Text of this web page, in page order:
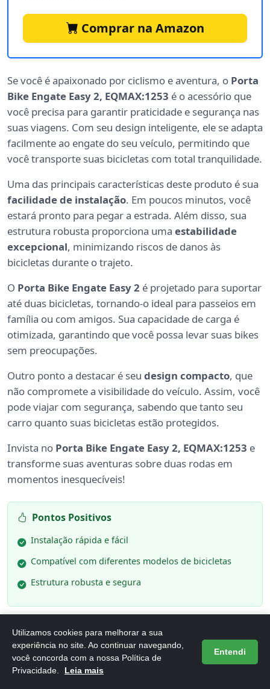
Comprar na Amazon
Se você é apaixonado por ciclismo e aventura, o Porta
Bike Engate Easy 2, EQMAX:1253 é o acessório que
você precisa para garantir praticidade e segurança nas
suas viagens. Com seu design inteligente, ele se adapta
facilmente ao engate do seu veículo, permitindo que
você transporte suas bicicletas com total tranquilidade.
Uma das principais características deste produto é sua
facilidade de instalação. Em poucos minutos, você
estará pronto para pegar a estrada. Além disso, sua
estrutura robusta proporciona uma estabilidade
excepcional, minimizando riscos de danos às
bicicletas durante o trajeto.
O Porta Bike Engate Easy 2 é projetado para suportar
até duas bicicletas, tornando-o ideal para passeios em
família ou com amigos. Sua capacidade de carga é
otimizada, garantindo que você possa levar suas bikes
sem preocupações.
Outro ponto a destacar é seu design compacto, que
não compromete a visibilidade do veículo. Assim, você
pode viajar com segurança, sabendo que tanto seu
carro quanto suas bicicletas estão protegidos.
Invista no Porta Bike Engate Easy 2, EQMAX:1253 e
transforme suas aventuras sobre duas rodas em
momentos inesquecíveis!
Pontos Positivos
Instalação rápida e fácil
Compatível com diferentes modelos de bicicletas
Estrutura robusta e segura
Pontos Negativos
Peso considerável
Limitação na capacidade de carga
Utilizamos cookies para melhorar a sua
experiência no site. Ao continuar navegando,
você concorda com a nossa Política de
Privacidade.
Leia mais
Entendi